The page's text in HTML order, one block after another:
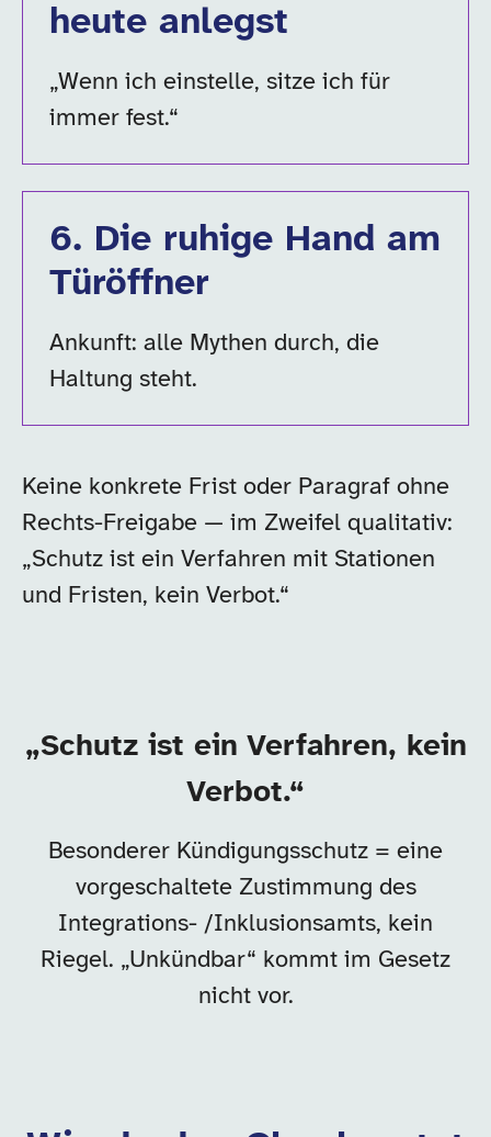
heute anlegst
„Wenn ich einstelle, sitze ich für
immer fest.“
6. Die ruhige Hand am
Türöffner
Ankunft: alle Mythen durch, die
Haltung steht.
Keine konkrete Frist oder Paragraf ohne
Rechts-Freigabe — im Zweifel qualitativ:
„Schutz ist ein Verfahren mit Stationen
und Fristen, kein Verbot.“
Der eine Kernsatz
„Schutz ist ein Verfahren, kein
Verbot.“
Besonderer Kündigungsschutz = eine
vorgeschaltete Zustimmung des
Integrations- /Inklusionsamts, kein
Riegel. „Unkündbar“ kommt im Gesetz
nicht vor.